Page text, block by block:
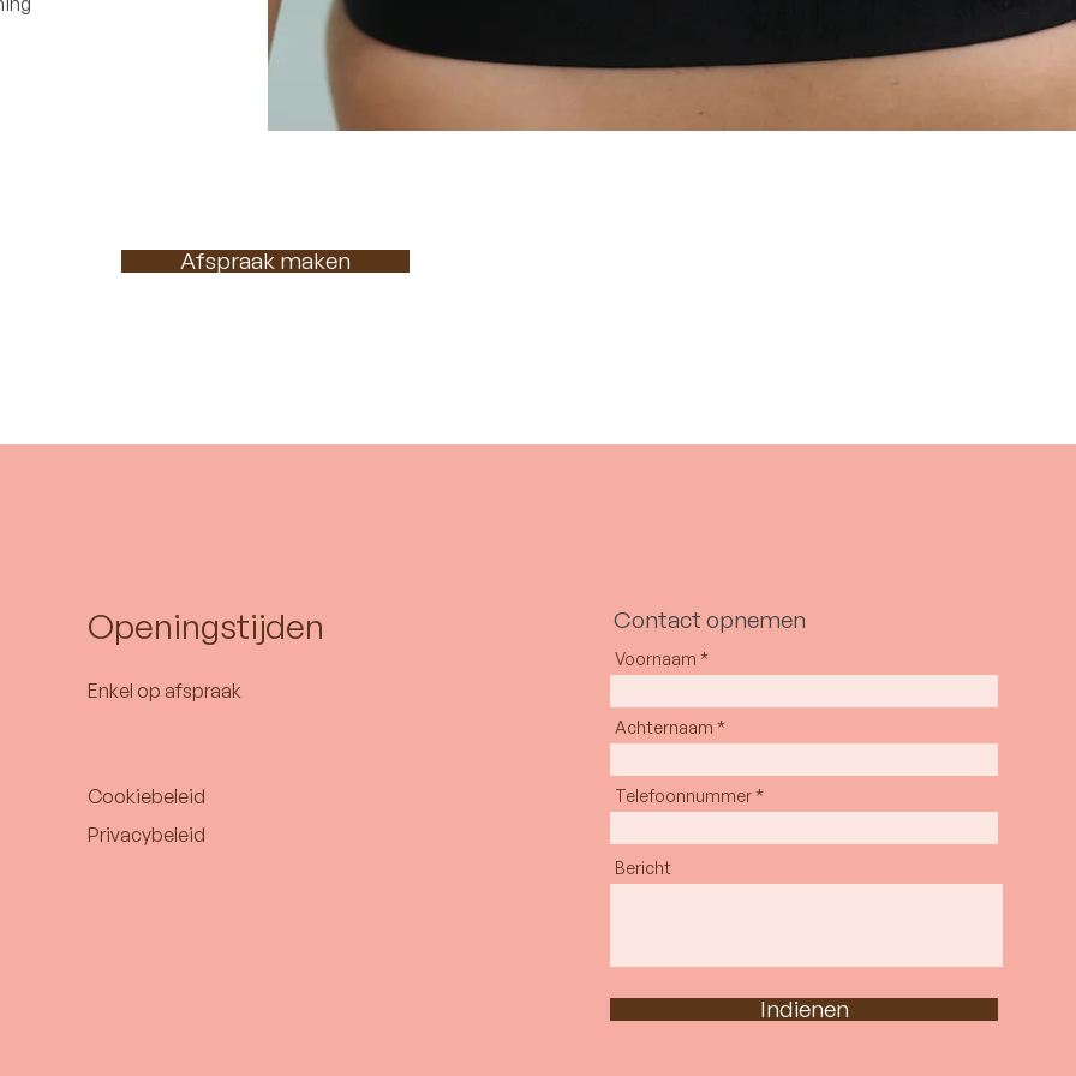
Afspraak maken
Openingstijden
Enkel op afspraak
Cookiebeleid
Privacybeleid
Contact opnemen
Voornaam
Achternaam
Telefoonnummer
Bericht
Indienen